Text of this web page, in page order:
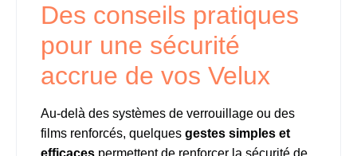
Des conseils pratiques
pour une sécurité
accrue de vos Velux
Au-delà des systèmes de verrouillage ou des
films renforcés, quelques gestes simples et